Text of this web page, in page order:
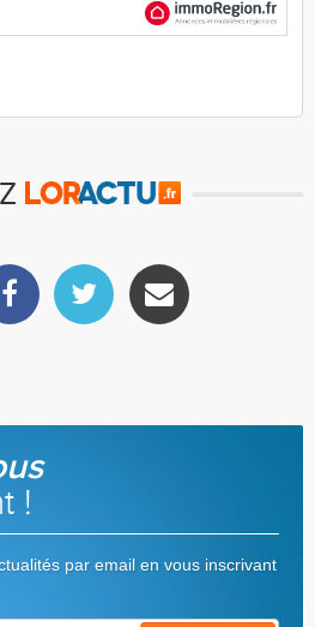
!
par email en vous inscrivant